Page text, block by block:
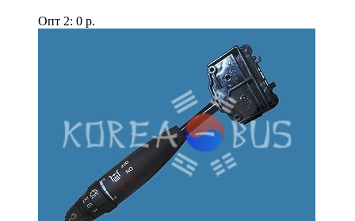
Опт 2: 0 р.